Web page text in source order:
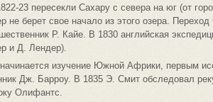
23 пересекли Сахару с севера на юг (от
не берет свое начало из этого озера.
Р. Кайе. В 1830 английская
и Д. Лендер).
изучение Южной Африки, первым
Дж. Барроу. В 1835 Э. Смит обследовал
Олифантс.